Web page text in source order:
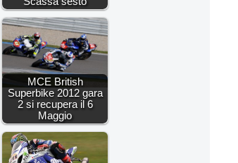
MCE British
Superbike 2012 gara
2 si recupera il 6
Maggio